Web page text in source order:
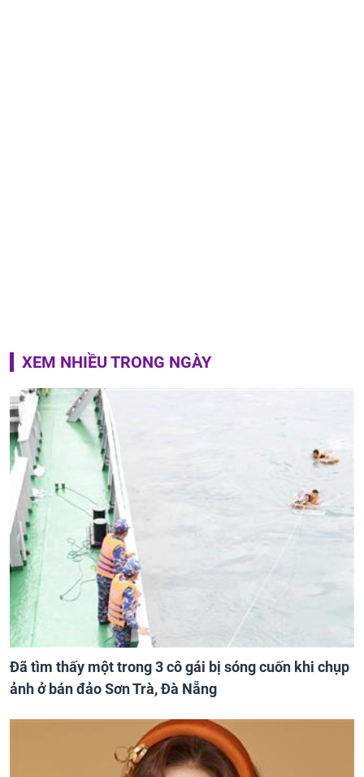
XEM NHIỀU TRONG NGÀY
Đã tìm thấy một trong 3 cô gái bị sóng cuốn khi chụp
ảnh ở bán đảo Sơn Trà, Đà Nẵng